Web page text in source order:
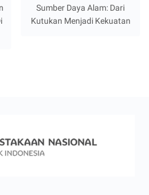
Sumber Daya Alam: Dari
Kutukan Menjadi Kekuatan